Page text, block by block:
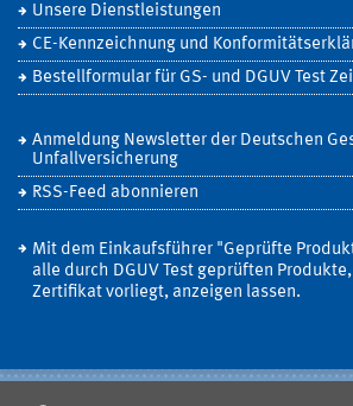
Unsere Dienstleistungen
CE-Kennzeichnung und
Bestellformular für GS- und DGUV Test
Anmeldung Newsletter der Deutschen
Unfallversicherung
RSS-Feed abonnieren
Mit dem Einkaufsführer "Geprüfte
alle durch DGUV Test geprüften
Zertifikat vorliegt, anzeigen lassen.